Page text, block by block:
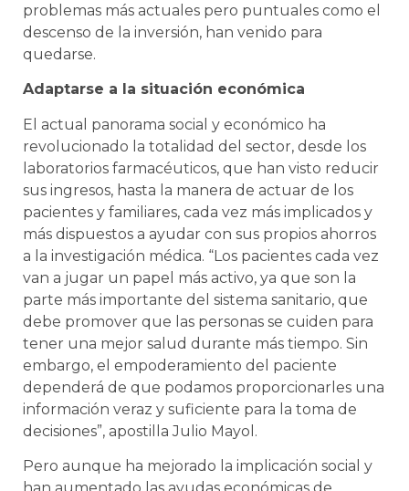
problemas más actuales pero puntuales como el
descenso de la inversión, han venido para
quedarse.
Adaptarse a la situación económica
El actual panorama social y económico ha
revolucionado la totalidad del sector, desde los
laboratorios farmacéuticos, que han visto reducir
sus ingresos, hasta la manera de actuar de los
pacientes y familiares, cada vez más implicados y
más dispuestos a ayudar con sus propios ahorros
a la investigación médica. “Los pacientes cada vez
van a jugar un papel más activo, ya que son la
parte más importante del sistema sanitario, que
debe promover que las personas se cuiden para
tener una mejor salud durante más tiempo. Sin
embargo, el empoderamiento del paciente
dependerá de que podamos proporcionarles una
información veraz y suficiente para la toma de
decisiones”, apostilla Julio Mayol.
Pero aunque ha mejorado la implicación social y